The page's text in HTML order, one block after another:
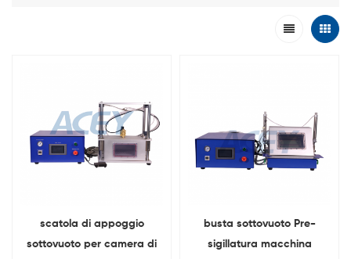
scatola di appoggio
sottovuoto per camera di
busta sottovuoto Pre-
sigillatura macchina